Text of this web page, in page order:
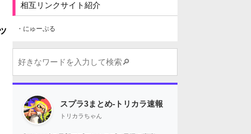
相互リンクサイト紹介
・にゅーぷる
スプラ3まとめ-トリカラ速報
トリカラちゃん